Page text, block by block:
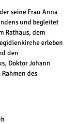
seine Frau Anna
und begleitet
Rathaus, dem
erleben
den
Doktor Johann
des